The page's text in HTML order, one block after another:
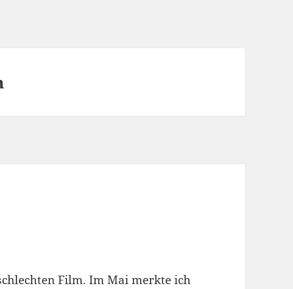
Film. Im Mai merkte ich